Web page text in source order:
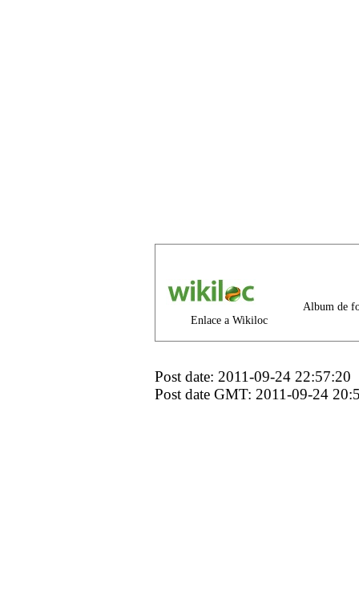
Enlace a Wikiloc
Album de
Post date: 2011-09-24 22:57:20
Post date GMT: 2011-09-24